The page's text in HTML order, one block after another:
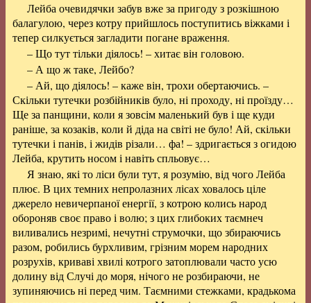
Лейба очевидячки забув вже за пригоду з розкішною
балагулою, через котру прийшлось поступитись віжками і
тепер силкується загладити погане враження.
– Що тут тільки діялось! – хитає він головою.
– А що ж таке, Лейбо?
– Ай, що діялось! – каже він, трохи обертаючись. –
Скільки тутечки розбійників було, ні проходу, ні проїзду…
Ще за панщини, коли я зовсім маленький був і ще куди
раніше, за козаків, коли й діда на світі не було! Ай, скільки
тутечки і панів, і жидів різали… фа! – здригається з огидою
Лейба, крутить носом і навіть спльовує…
Я знаю, які то ліси були тут, я розумію, від чого Лейба
плює. В цих темних непролазних лісах ховалось ціле
джерело невичерпаної енергії, з котрою колись народ
обороняв своє право і волю; з цих глибоких таємнеч
виливались незримі, нечутні струмочки, що збираючись
разом, робились бурхливим, грізним морем народних
розрухів, криваві хвилі котрого затоплювали часто усю
долину від Случі до моря, нічого не розбираючи, не
зупиняючись ні перед чим. Таємними стежками, крадькома